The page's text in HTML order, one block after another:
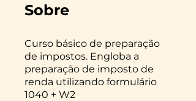
Sobre
Curso básico de preparação
de impostos. Engloba a
preparação de imposto de
renda utilizando formulário
1040 + W2